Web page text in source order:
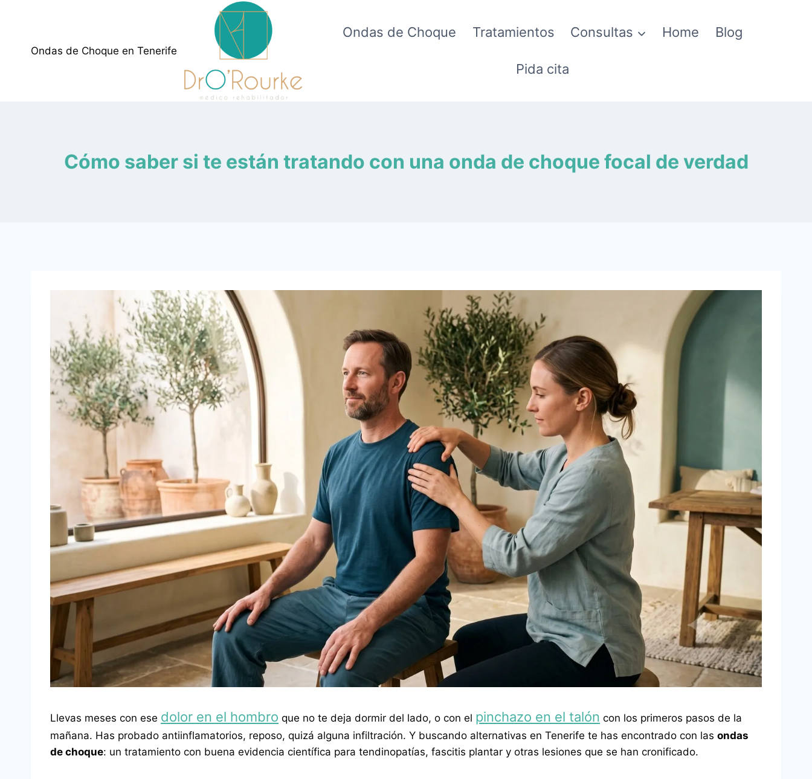
Ondas de Choque en Tenerife
Ondas de Choque Tratamientos Consultas Home Blog
Pida cita
Cómo saber si te están tratando con una onda de choque focal de verdad
Llevas meses con ese dolor en el hombro que no te deja dormir del lado, o con el pinchazo en el talón con los primeros pasos de la
mañana. Has probado antiinflamatorios, reposo, quizá alguna infiltración. Y buscando alternativas en Tenerife te has encontrado con las ondas
de choque: un tratamiento con buena evidencia científica para tendinopatías, fascitis plantar y otras lesiones que se han cronificado.